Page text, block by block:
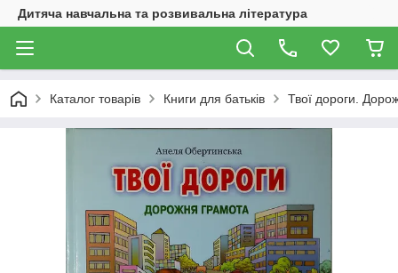
Дитяча навчальна та розвивальна література
Каталог товарів Книги для батьків Твої дороги.